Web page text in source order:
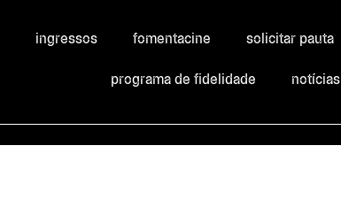
ingressos fomentacine solicitar pauta
programa de fidelidade notícias